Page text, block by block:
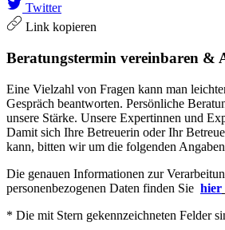
Twitter
Link kopieren
Beratungstermin vereinbaren &
Eine Vielzahl von Fragen kann man
Gespräch beantworten. Persönliche
unsere Stärke. Unsere Expertinnen und
Damit sich Ihre Betreuerin oder Ihr
kann, bitten wir um die folgenden
Die genauen Informationen zur
personenbezogenen Daten finden Sie hier
* Die mit Stern gekennzeichneten Felder